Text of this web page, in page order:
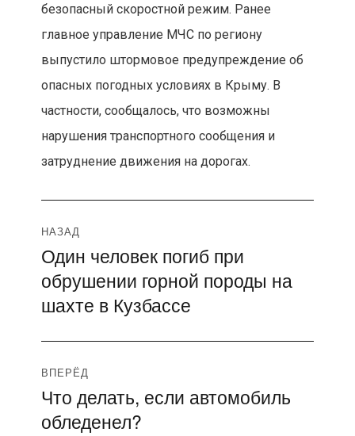
безопасный скоростной режим. Ранее
главное управление МЧС по региону
выпустило штормовое предупреждение об
опасных погодных условиях в Крыму. В
частности, сообщалось, что возможны
нарушения транспортного сообщения и
затруднение движения на дорогах.
Навигация
по
записям
НАЗАД
Предыдущая
запись:
Один человек погиб при
обрушении горной породы на
шахте в Кузбассе
ВПЕРЁД
Следующая
запись:
Что делать, если автомобиль
обледенел?